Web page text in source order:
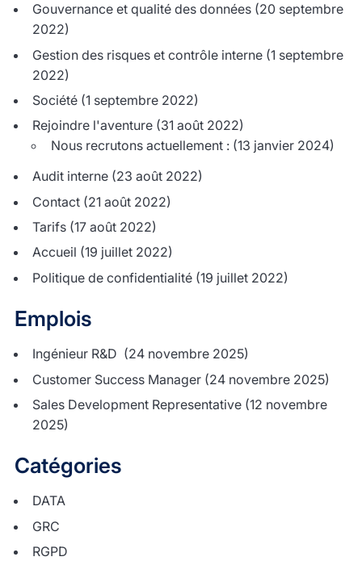
Gouvernance et qualité des données (20 septembre
2022)
Gestion des risques et contrôle interne (1 septembre
2022)
Société (1 septembre 2022)
Rejoindre l'aventure (31 août 2022)
Nous recrutons actuellement : (13 janvier 2024)
Audit interne (23 août 2022)
Contact (21 août 2022)
Tarifs (17 août 2022)
Accueil (19 juillet 2022)
Politique de confidentialité (19 juillet 2022)
Emplois
Ingénieur R&D (24 novembre 2025)
Customer Success Manager (24 novembre 2025)
Sales Development Representative (12 novembre
2025)
Catégories
DATA
GRC
RGPD